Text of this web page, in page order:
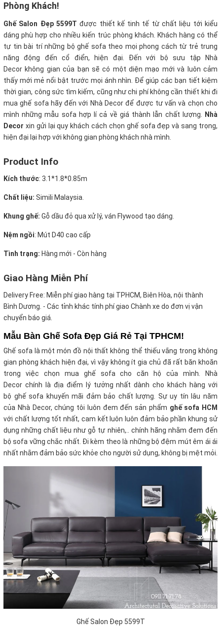
Phòng Khách!
Ghế Salon Đẹp 5599T được thiết kế tinh tế từ chất liệu tới kiểu
dáng phù hợp cho nhiều kiến trúc phòng khách. Khách hàng có thể
tự tin bài trí những bộ ghế sofa theo mọi phong cách từ trẻ trung
năng động đến cổ điển, hiện đại. Đến với bộ sưu tập Nhà
Decor không gian của bạn sẽ có một diện mạo mới và luôn cảm
thấy mới mẻ nổi bật trước mọi ánh nhìn. Để giúp các bạn tiết kiệm
thời gian, công sức tìm kiếm, cũng như chi phí không cần thiết khi đi
mua ghế sofa hãy đến với Nhà Decor để được tư vấn và chọn cho
mình những mẫu sofa hợp lí cả về giá thành lẫn chất lượng. Nhà
Decor xin gửi lại quy khách cách chọn ghế sofa đẹp và sang trọng,
hiện đại lại hợp với không gian phòng khách nhà mình.
Product Info
Kích thước: 3.1*1.8*0.85m
Chất liệu: Simili Malaysia.
Khung ghế: Gỗ dầu đỏ qua xử lý, ván Flywood tạo dáng.
Nệm ngồi: Mút D40 cao cấp
Tình trạng: Hàng mới - Còn hàng
Giao Hàng Miễn Phí
Delivery Free: Miễn phí giao hàng tại TPHCM, Biên Hòa, nội thành
Bình Dương. - Các tỉnh khác tính phí giao Chành xe do đơn vị vận
chuyển báo giá.
Mẫu Bàn Ghế Sofa Đẹp Giá Rẻ Tại TPHCM!
Ghế sofa là một món đồ nội thất không thể thiếu vắng trong không
gian phòng khách hiện đại, vì vậy không ít gia chủ đã rất băn khoăn
trong việc chọn mua ghế sofa cho căn hộ của mình. Nhà
Decor chính là địa điểm lý tưởng nhất dành cho khách hàng với
bộ ghế sofa khuyến mãi đảm bảo chất lượng. Sự uy tín lâu năm
của Nhà Decor, chúng tôi luôn đem đến sản phẩm ghế sofa HCM
với chất lượng tốt nhất, cam kết luôn luôn đảm bảo phần khung sử
dụng những chất liệu như gỗ tự nhiên,.. chính hãng nhằm đem đến
bộ sofa vững chắc nhất. Đi kèm theo là những bộ đệm mút êm ái ái
nhất nhằm đảm bảo sức khỏe cho người sử dụng, không bị mệt mỏi.
Ghế Salon Đẹp 5599T